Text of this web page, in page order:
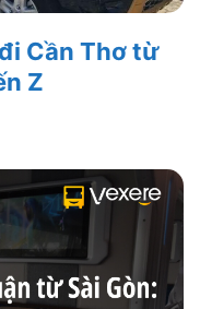
Cần Thơ từ
Z